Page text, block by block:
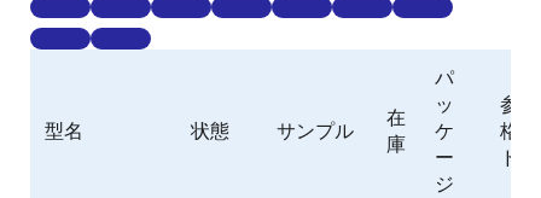
型名 状態 サンプル
在
庫
パ
ッ
ケ
ー
ジ
参
格
ド